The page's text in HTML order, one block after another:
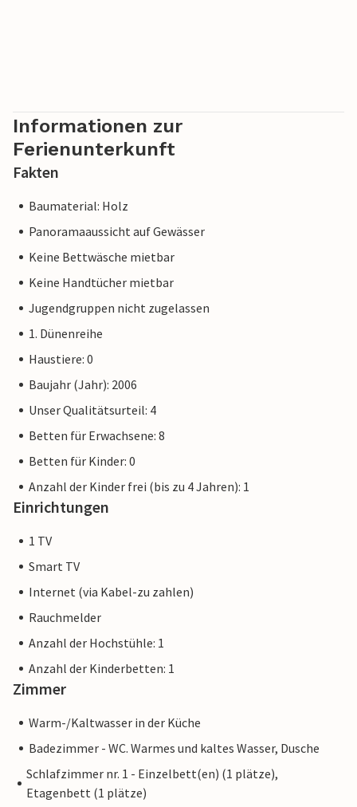
Informationen zur
Ferienunterkunft
Fakten
Baumaterial: Holz
Panoramaaussicht auf Gewässer
Keine Bettwäsche mietbar
Keine Handtücher mietbar
Jugendgruppen nicht zugelassen
1. Dünenreihe
Haustiere: 0
Baujahr (Jahr): 2006
Unser Qualitätsurteil: 4
Betten für Erwachsene: 8
Betten für Kinder: 0
Anzahl der Kinder frei (bis zu 4 Jahren): 1
Einrichtungen
1 TV
Smart TV
Internet (via Kabel-zu zahlen)
Rauchmelder
Anzahl der Hochstühle: 1
Anzahl der Kinderbetten: 1
Zimmer
Warm-/Kaltwasser in der Küche
Badezimmer - WC. Warmes und kaltes Wasser, Dusche
Schlafzimmer nr. 1 - Einzelbett(en) (1 plätze),
Etagenbett (1 plätze)